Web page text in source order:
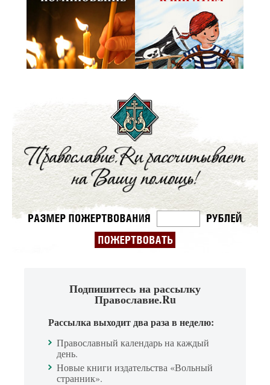
Подпишитесь на рассылку
Православие.Ru
Рассылка выходит два раза в неделю:
Православный календарь на каждый
день.
Новые книги издательства «Вольный
странник».